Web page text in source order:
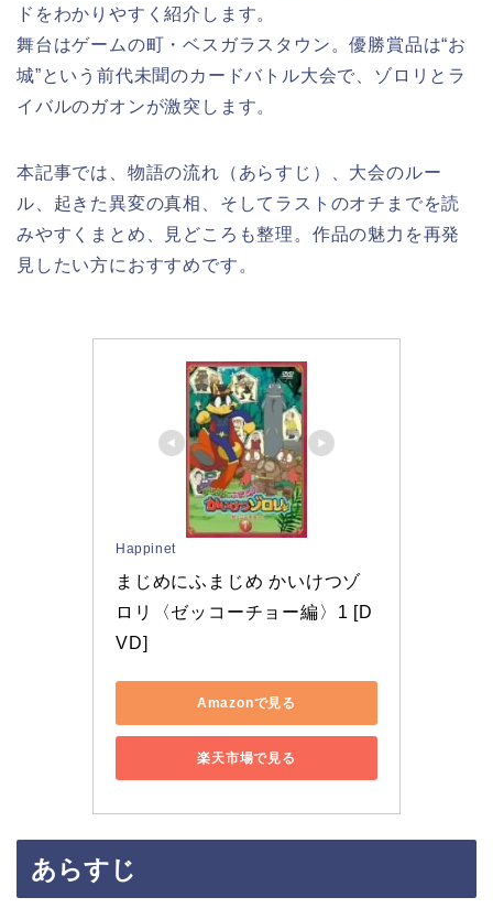
ドをわかりやすく紹介します。
舞台はゲームの町・ベスガラスタウン。優勝賞品は“お
城”という前代未聞のカードバトル大会で、ゾロリとラ
イバルのガオンが激突します。
本記事では、物語の流れ（あらすじ）、大会のルー
ル、起きた異変の真相、そしてラストのオチまでを読
みやすくまとめ、見どころも整理。作品の魅力を再発
見したい方におすすめです。
Happinet
まじめにふまじめ かいけつゾ
ロリ〈ゼッコーチョー編〉1 [D
VD]
Amazonで見る
楽天市場で見る
あらすじ